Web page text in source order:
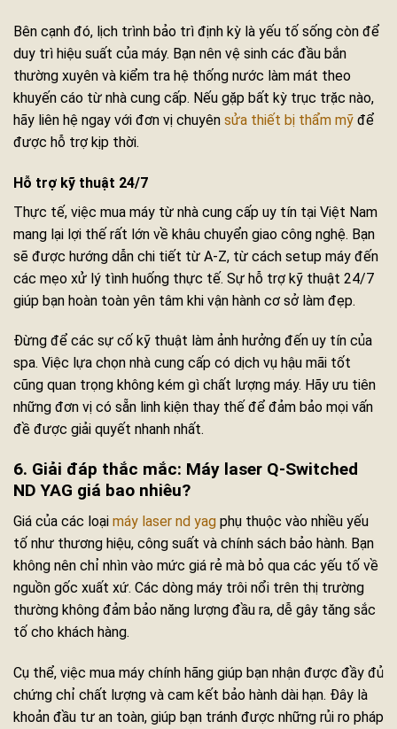
Bên cạnh đó, lịch trình bảo trì định kỳ là yếu tố sống còn để
duy trì hiệu suất của máy. Bạn nên vệ sinh các đầu bắn
thường xuyên và kiểm tra hệ thống nước làm mát theo
khuyến cáo từ nhà cung cấp. Nếu gặp bất kỳ trục trặc nào,
hãy liên hệ ngay với đơn vị chuyên sửa thiết bị thẩm mỹ để
được hỗ trợ kịp thời.
Hỗ trợ kỹ thuật 24/7
Thực tế, việc mua máy từ nhà cung cấp uy tín tại Việt Nam
mang lại lợi thế rất lớn về khâu chuyển giao công nghệ. Bạn
sẽ được hướng dẫn chi tiết từ A-Z, từ cách setup máy đến
các mẹo xử lý tình huống thực tế. Sự hỗ trợ kỹ thuật 24/7
giúp bạn hoàn toàn yên tâm khi vận hành cơ sở làm đẹp.
Đừng để các sự cố kỹ thuật làm ảnh hưởng đến uy tín của
spa. Việc lựa chọn nhà cung cấp có dịch vụ hậu mãi tốt
cũng quan trọng không kém gì chất lượng máy. Hãy ưu tiên
những đơn vị có sẵn linh kiện thay thế để đảm bảo mọi vấn
đề được giải quyết nhanh nhất.
6. Giải đáp thắc mắc: Máy laser Q-Switched
ND YAG giá bao nhiêu?
Giá của các loại máy laser nd yag phụ thuộc vào nhiều yếu
tố như thương hiệu, công suất và chính sách bảo hành. Bạn
không nên chỉ nhìn vào mức giá rẻ mà bỏ qua các yếu tố về
nguồn gốc xuất xứ. Các dòng máy trôi nổi trên thị trường
thường không đảm bảo năng lượng đầu ra, dễ gây tăng sắc
tố cho khách hàng.
Cụ thể, việc mua máy chính hãng giúp bạn nhận được đầy đủ
chứng chỉ chất lượng và cam kết bảo hành dài hạn. Đây là
khoản đầu tư an toàn, giúp bạn tránh được những rủi ro pháp